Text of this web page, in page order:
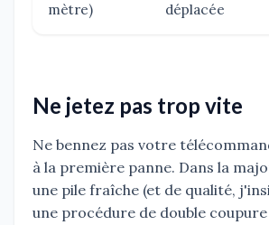
mètre)
déplacée
Ne jetez pas trop vite
Ne bennez pas votre
à la première panne. Dans la
une pile fraîche (et de qualité,
une procédure de double